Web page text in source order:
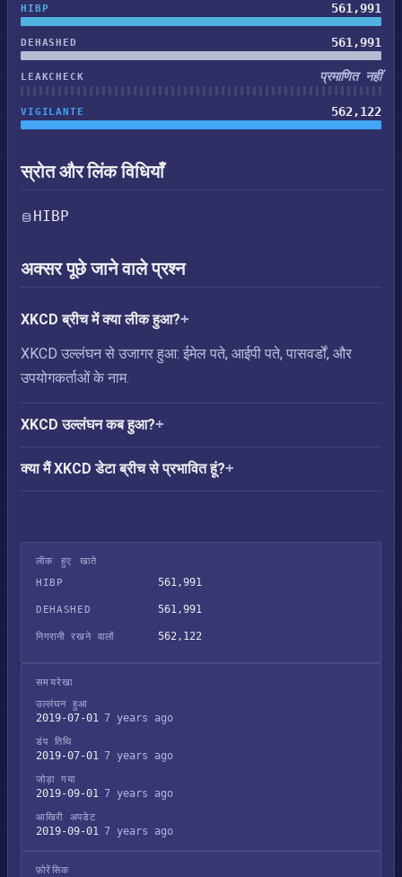
HIBP 561,991
DEHASHED 561,991
LEAKCHECK प्रमाणित नहीं
VIGILANTE 562,122
स्रोत और लिंक विधियाँ
HIBP
अक्सर पूछे जाने वाले प्रश्न
XKCD ब्रीच में क्या लीक हुआ?
XKCD उल्लंघन से उजागर हुआ: ईमेल पते, आईपी पते, पासवर्डों, और
उपयोगकर्ताओं के नाम.
XKCD उल्लंघन कब हुआ?
क्या मैं XKCD डेटा ब्रीच से प्रभावित हूं?
लीक हुए खाते
HIBP
561,991
DEHASHED 561,991
निगरानी रखने वालों 562,122
समयरेखा
उल्लंघन हुआ
2019-07-01 7 years ago
डंप तिथि
2019-07-01 7 years ago
जोड़ा गया
2019-09-01 7 years ago
आखिरी अपडेट
2019-09-01 7 years ago
फ़ोरेंसिक